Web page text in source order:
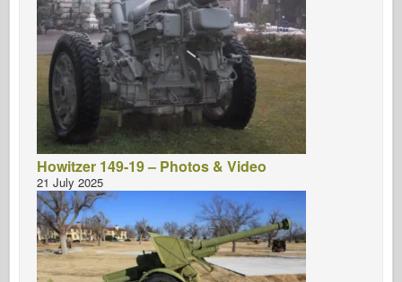
Howitzer 149-19 – Photos & Video
21 July 2025